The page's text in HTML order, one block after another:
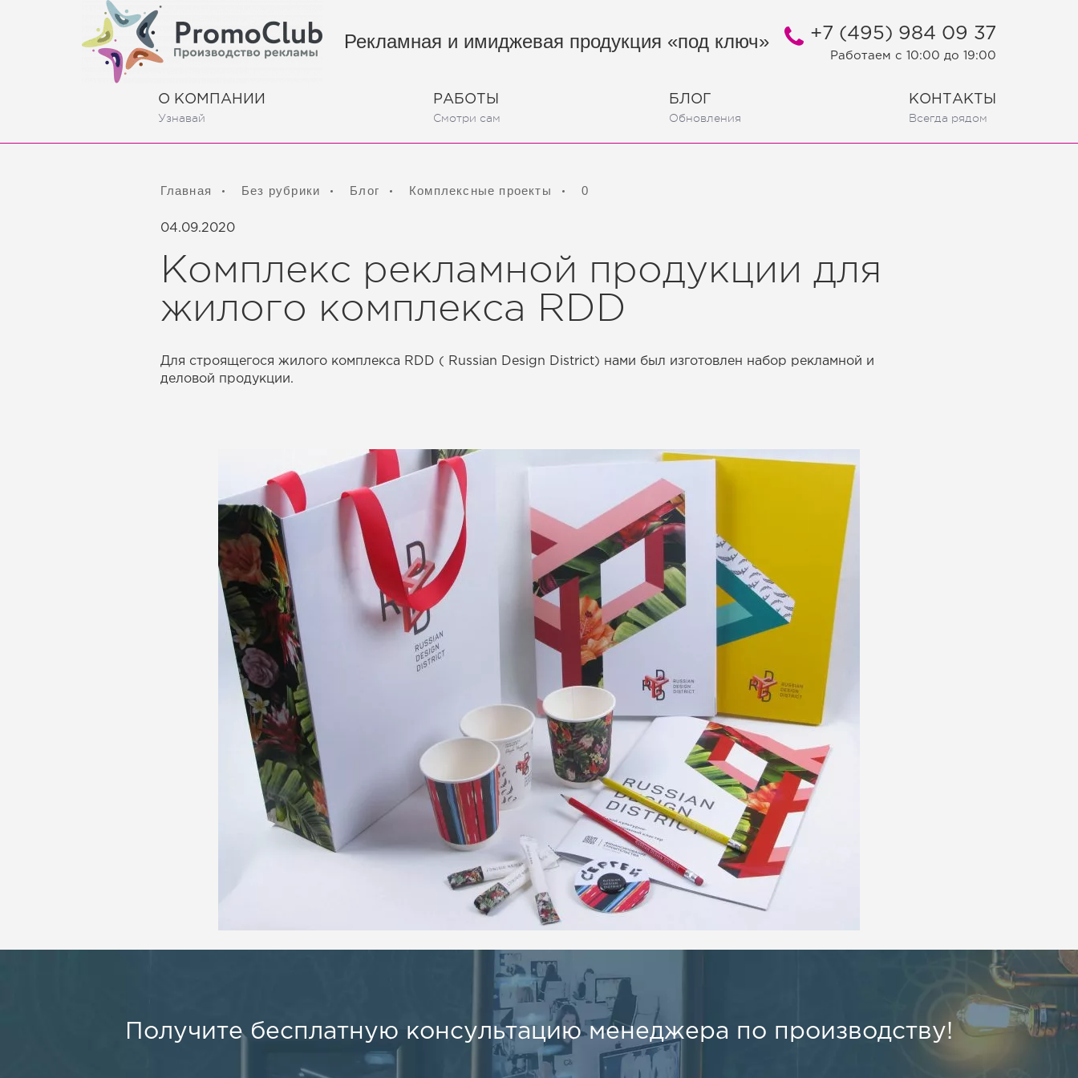
Рекламная и имиджевая продукция «под ключ» +7 (495) 984 09 37
Работаем c 10:00 до 19:00
О КОМПАНИИ
Узнавай
РАБОТЫ
Смотри сам
БЛОГ
Обновления
КОНТАКТЫ
Всегда рядом
Главная Без рубрики Блог Комплексные проекты 0
04.09.2020
Комплекс рекламной продукции для
жилого комплекса RDD
Для строящегося жилого комплекса RDD ( Russian Design District) нами был изготовлен набор рекламной и
деловой продукции.
Получите бесплатную консультацию менеджера по производству!